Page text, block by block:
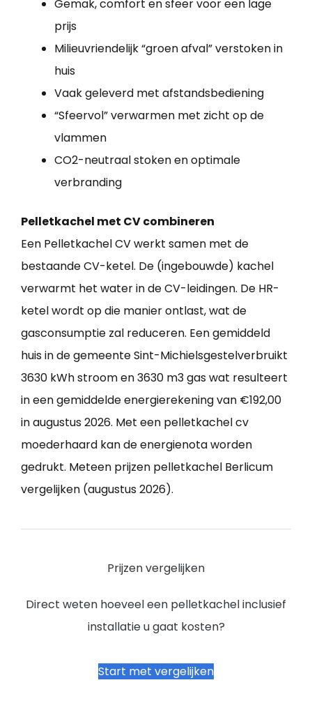
Gemak, comfort en sfeer voor een lage
prijs
Milieuvriendelijk “groen afval” verstoken in
huis
Vaak geleverd met afstandsbediening
“Sfeervol” verwarmen met zicht op de
vlammen
CO2-neutraal stoken en optimale
verbranding
Pelletkachel met CV combineren
Een Pelletkachel CV werkt samen met de
bestaande CV-ketel. De (ingebouwde) kachel
verwarmt het water in de CV-leidingen. De HR-
ketel wordt op die manier ontlast, wat de
gasconsumptie zal reduceren. Een gemiddeld
huis in de gemeente Sint-Michielsgestelverbruikt
3630 kWh stroom en 3630 m3 gas wat resulteert
in een gemiddelde energierekening van €192,00
in augustus 2026. Met een pelletkachel cv
moederhaard kan de energienota worden
gedrukt. Meteen prijzen pelletkachel Berlicum
vergelijken (augustus 2026).
Prijzen vergelijken
Direct weten hoeveel een pelletkachel inclusief
installatie u gaat kosten?
Start met vergelijken